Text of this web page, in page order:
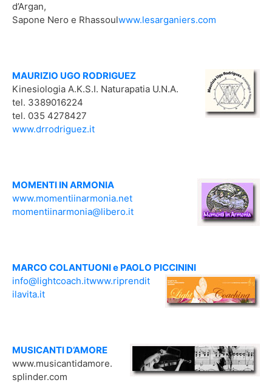
d’Argan,
Sapone Nero e Rhassoulwww.lesarganiers.com
MAURIZIO UGO RODRIGUEZ
Kinesiologia A.K.S.I. Naturapatia U.N.A.
tel. 3389016224
tel. 035 4278427
www.drrodriguez.it
MOMENTI IN ARMONIA
www.momentiinarmonia.net
momentiinarmonia@libero.it
MARCO COLANTUONI e PAOLO PICCININI
info@lightcoach.itwww.riprendit
ilavita.it
MUSICANTI D’AMORE
www.musicantidamore.
splinder.com